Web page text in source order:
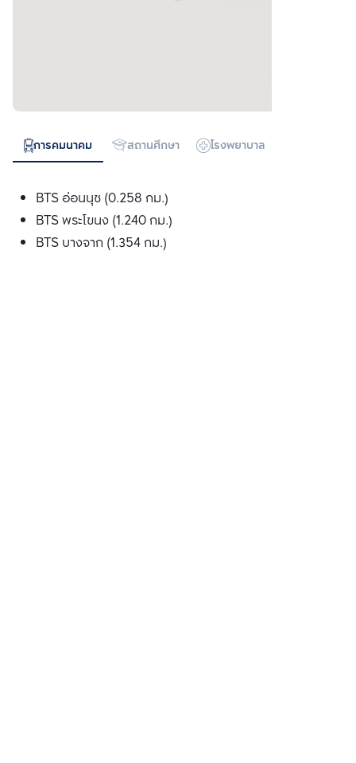
การคมนาคม สถานศึกษา โรงพยาบาล
BTS อ่อนนุช (0.258 กม.)
BTS พระโขนง (1.240 กม.)
BTS บางจาก (1.354 กม.)